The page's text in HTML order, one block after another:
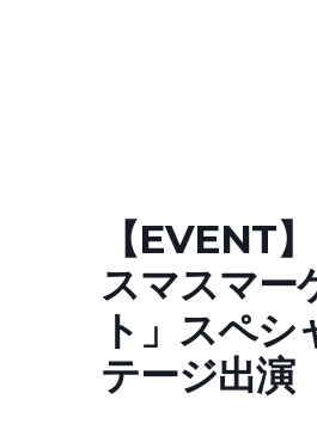
【EVENT
スマスマー
ト」スペシ
テージ出演